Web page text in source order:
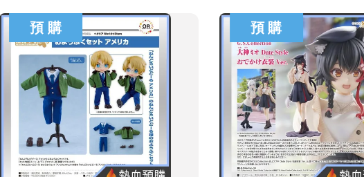
預 購 預 購